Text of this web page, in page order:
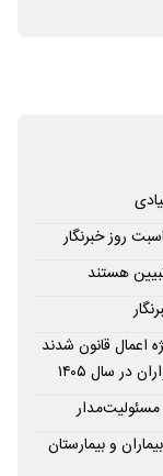
روز خبرنگار
هستند
اعمال قانون شدند
و بیمارستان